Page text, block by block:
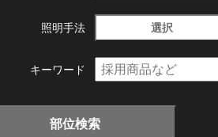
照明手法 選択
キーワード
部位検索